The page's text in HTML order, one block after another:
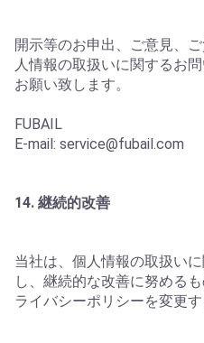
開示等のお申出、ご意見、
人情報の取扱いに関するお
お願い致します。
FUBAIL
E-mail: service@fubail.com
14. 継続的改善
当社は、個人情報の取扱い
し、継続的な改善に努める
ライバシーポリシーを変更す